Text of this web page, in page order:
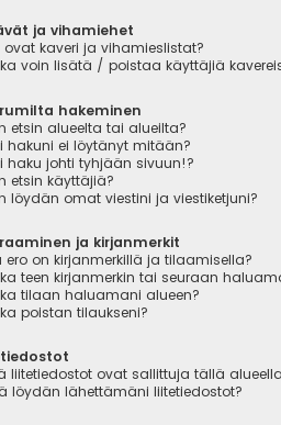
ja vihamiehet
ovat kaveri ja vihamieslistat?
voin lisätä / poistaa käyttäjiä
hakeminen
etsin alueelta tai alueilta?
hakuni ei löytänyt mitään?
haku johti tyhjään sivuun!?
etsin käyttäjiä?
löydän omat viestini ja viestiketjuni?
ja kirjanmerkit
ero on kirjanmerkillä ja tilaamisella?
teen kirjanmerkin tai seuraan
tilaan haluamani alueen?
poistan tilaukseni?
liitetiedostot ovat sallittuja tällä
löydän lähettämäni liitetiedostot?